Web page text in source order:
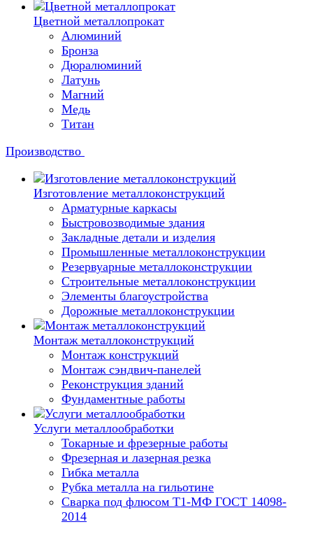
Цветной металлопрокат
Алюминий
Бронза
Дюралюминий
Латунь
Магний
Медь
Титан
Производство
Изготовление металлоконструкций
Арматурные каркасы
Быстровозводимые здания
Закладные детали и изделия
Промышленные металлоконструкции
Резервуарные металлоконструкции
Строительные металлоконструкции
Элементы благоустройства
Дорожные металлоконструкции
Монтаж металлоконструкций
Монтаж конструкций
Монтаж сэндвич-панелей
Реконструкция зданий
Фундаментные работы
Услуги металлообработки
Токарные и фрезерные работы
Фрезерная и лазерная резка
Гибка металла
Рубка металла на гильотине
Сварка под флюсом Т1-МФ ГОСТ 14098-
2014